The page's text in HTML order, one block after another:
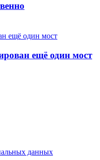
ещё один мост
данных